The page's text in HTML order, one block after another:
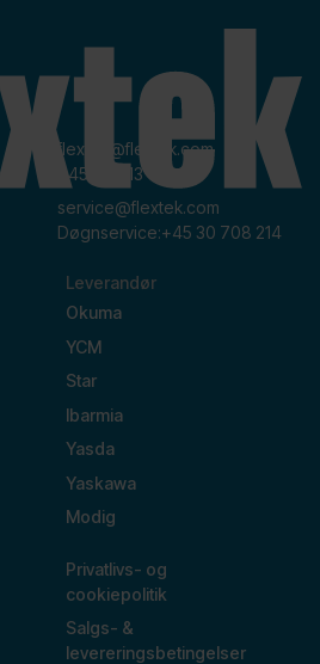
flextek@flextek.com
+45 76 413 413
service@flextek.com
Døgnservice:+45 30 708 214
Leverandør
Okuma
YCM
Star
Ibarmia
Yasda
Yaskawa
Modig
Privatlivs- og
cookiepolitik
Salgs- &
levereringsbetingelser